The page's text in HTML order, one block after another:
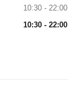
10:30 - 22:00
10:30 - 22:00